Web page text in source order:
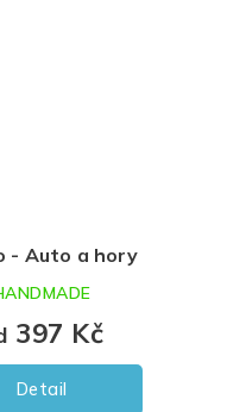
- Auto a hory
397 Kč
Detail